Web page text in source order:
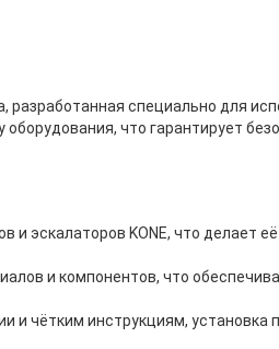
разработанная специально для
что гарантирует
и эскалаторов KONE, что делает
и компонентов, что
и чётким инструкциям, установка